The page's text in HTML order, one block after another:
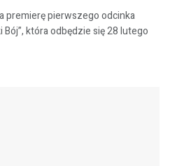
premierę pierwszego odcinka
która odbędzie się 28 lutego